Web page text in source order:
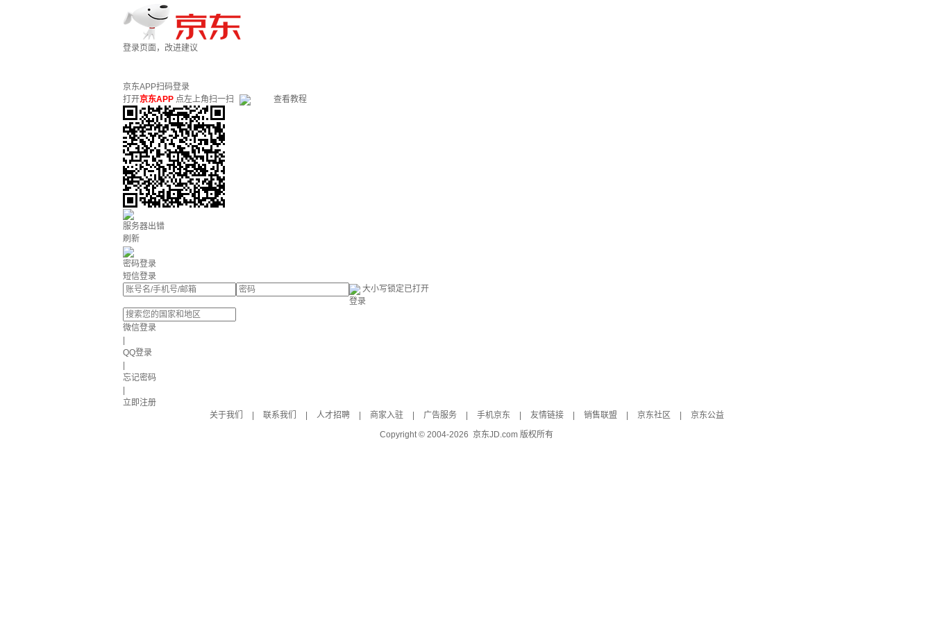
登录页面，改进建议
京东APP扫码登录
打开京东APP 点左上角扫一扫 查看教程
服务器出错
刷新
密码登录
短信登录
大小写锁定已打开
登录
微信登录
QQ登录
忘记密码
立即注册
关于我们
联系我们 人才招聘 商家入驻 广告服务 手机京东 友情链接 销售联盟 京东社区
京东公益
Copyright © 2004-2026 京东JD.com 版权所有